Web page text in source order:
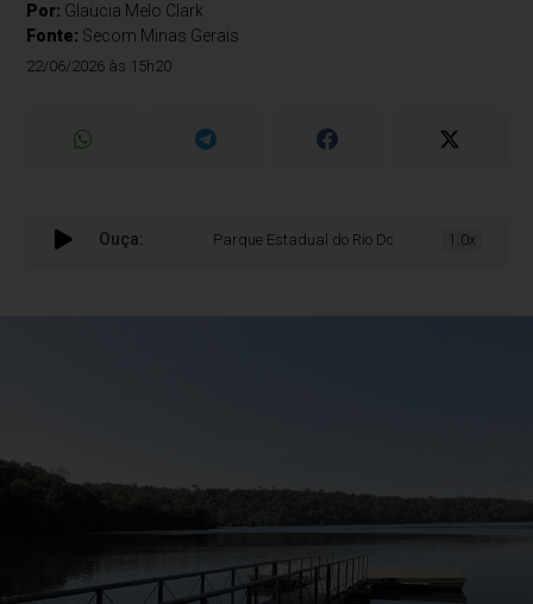
Por: Glaucia Melo Clark
Fonte: Secom Minas Gerais
22/06/2026 às 15h20
Ouça: Parque Estadual do Rio Doce adota novo plano
1.0x